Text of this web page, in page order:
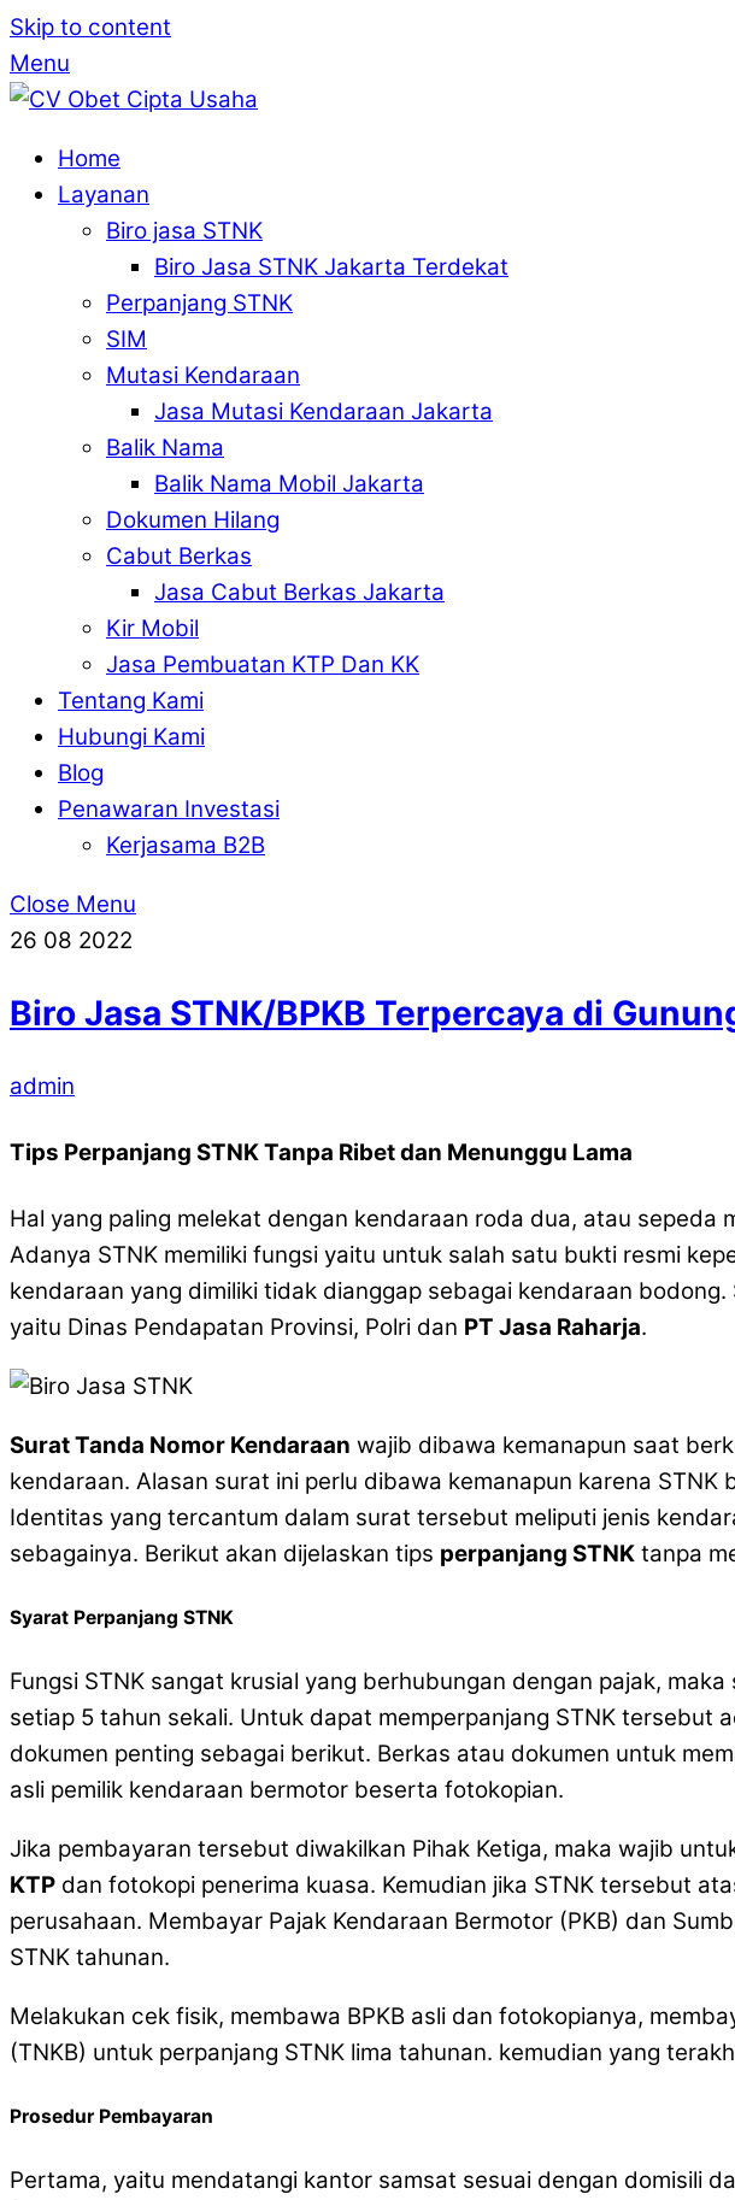
Skip to content
Menu
Home
Layanan
Biro jasa STNK
Biro Jasa STNK Jakarta Terdekat
Perpanjang STNK
SIM
Mutasi Kendaraan
Jasa Mutasi Kendaraan Jakarta
Balik Nama
Balik Nama Mobil Jakarta
Dokumen Hilang
Cabut Berkas
Jasa Cabut Berkas Jakarta
Kir Mobil
Jasa Pembuatan KTP Dan KK
Tentang Kami
Hubungi Kami
Blog
Penawaran Investasi
Kerjasama B2B
Close Menu
26 08 2022
Biro Jasa STNK/BPKB Terpercaya di
admin
Tips Perpanjang STNK Tanpa Ribet dan Menunggu Lama
Hal yang paling melekat dengan kendaraan roda dua, atau sepeda
Adanya STNK memiliki fungsi yaitu untuk salah satu bukti resmi
kendaraan yang dimiliki tidak dianggap sebagai kendaraan
yaitu Dinas Pendapatan Provinsi, Polri dan PT Jasa Raharja.
Surat Tanda Nomor Kendaraan wajib dibawa kemanapun saat
kendaraan. Alasan surat ini perlu dibawa kemanapun karena
Identitas yang tercantum dalam surat tersebut meliputi jenis
sebagainya. Berikut akan dijelaskan tips perpanjang STNK tanpa
Syarat Perpanjang STNK
Fungsi STNK sangat krusial yang berhubungan dengan pajak,
setiap 5 tahun sekali. Untuk dapat memperpanjang STNK
dokumen penting sebagai berikut. Berkas atau dokumen untuk
asli pemilik kendaraan bermotor beserta fotokopian.
Jika pembayaran tersebut diwakilkan Pihak Ketiga, maka wajib
KTP dan fotokopi penerima kuasa. Kemudian jika STNK tersebut
perusahaan. Membayar Pajak Kendaraan Bermotor (PKB) dan
STNK tahunan.
Melakukan cek fisik, membawa BPKB asli dan fotokopianya,
(TNKB) untuk perpanjang STNK lima tahunan. kemudian yang
Prosedur Pembayaran
Pertama, yaitu mendatangi kantor samsat sesuai dengan domisili